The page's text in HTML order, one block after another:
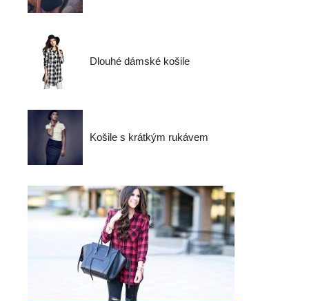
Dlouhé dámské košile
Košile s krátkým rukávem